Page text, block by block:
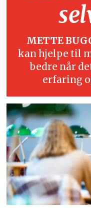
METTE
kan hjelpe til
bedre når
erfaring